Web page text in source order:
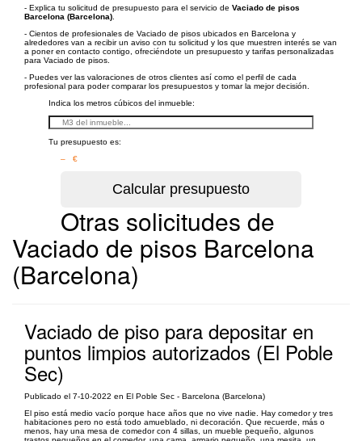
- Explica tu solicitud de presupuesto para el servicio de Vaciado de pisos
Barcelona (Barcelona)
- Cientos de profesionales de Vaciado de pisos ubicados en Barcelona y
alrededores van a recibir un aviso con tu solicitud y los que muestren interés se van
a poner en contacto contigo, ofreciéndote un presupuesto y tarifas personalizadas
para Vaciado de pisos.
- Puedes ver las valoraciones de otros clientes así como el perfil de cada
profesional para poder comparar los presupuestos y tomar la mejor decisión.
Indica los metros cúbicos del inmueble:
Tu presupuesto es:
– €
Otras solicitudes de
Vaciado de pisos Barcelona
(Barcelona)
Vaciado de piso para depositar en
puntos limpios autorizados (El Poble
Sec)
Publicado el 7-10-2022 en El Poble Sec - Barcelona (Barcelona)
El piso está medio vacío porque hace años que no vive nadie. Hay comedor y tres
habitaciones pero no está todo amueblado, ni decoración. Que recuerde, más o
menos, hay una mesa de comedor con 4 sillas, un mueble pequeño, algunos